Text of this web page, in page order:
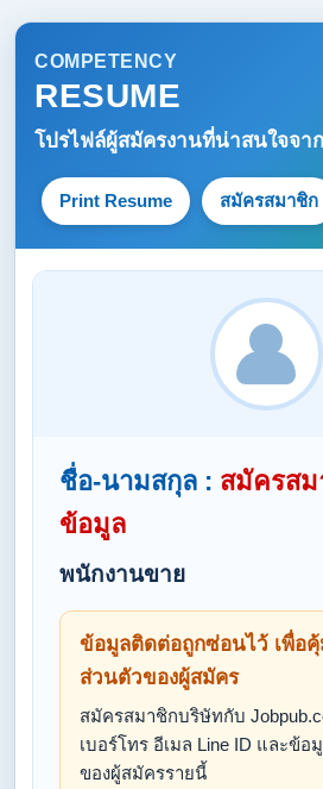
COMPETENCY
RESUME
โปรไฟล์ผู้สมัครงานที่น่าสนใจจาก
Print Resume สมัครสมาชิก
ชื่อ-นามสกุล : สมัครสม
ข้อมูล
พนักงานขาย
ข้อมูลติดต่อถูกซ่อนไว้ เพื่อ
ส่วนตัวของผู้สมัคร
สมัครสมาชิกบริษัทกับ
เบอร์โทร อีเมล Line ID และข้
ของผู้สมัครรายนี้